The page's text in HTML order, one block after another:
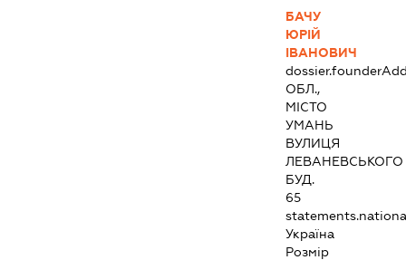
БАЧУ
ЮРІЙ
ІВАНОВИЧ
ОБЛ.,
МІСТО
УМАНЬ
ВУЛИЦЯ
ЛЕВАНЕВСЬКОГО
БУД.
65
Україна
Розмір